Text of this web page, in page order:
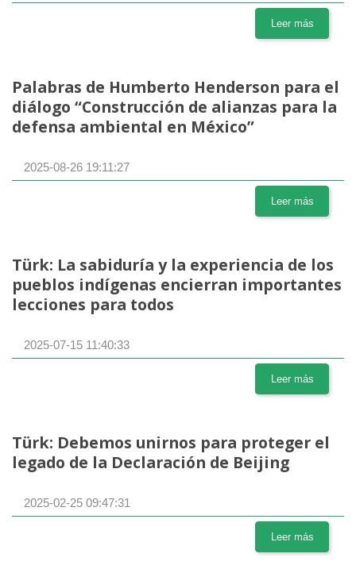
Leer más
Palabras de Humberto Henderson para el
diálogo “Construcción de alianzas para la
defensa ambiental en México”
2025-08-26 19:11:27
Leer más
Türk: La sabiduría y la experiencia de los
pueblos indígenas encierran importantes
lecciones para todos
2025-07-15 11:40:33
Leer más
Türk: Debemos unirnos para proteger el
legado de la Declaración de Beijing
2025-02-25 09:47:31
Leer más